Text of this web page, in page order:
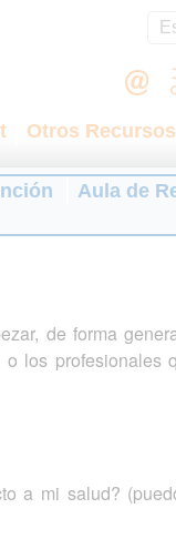
Otros Recursos
Aula de
de forma
los profesionales
a mi salud?